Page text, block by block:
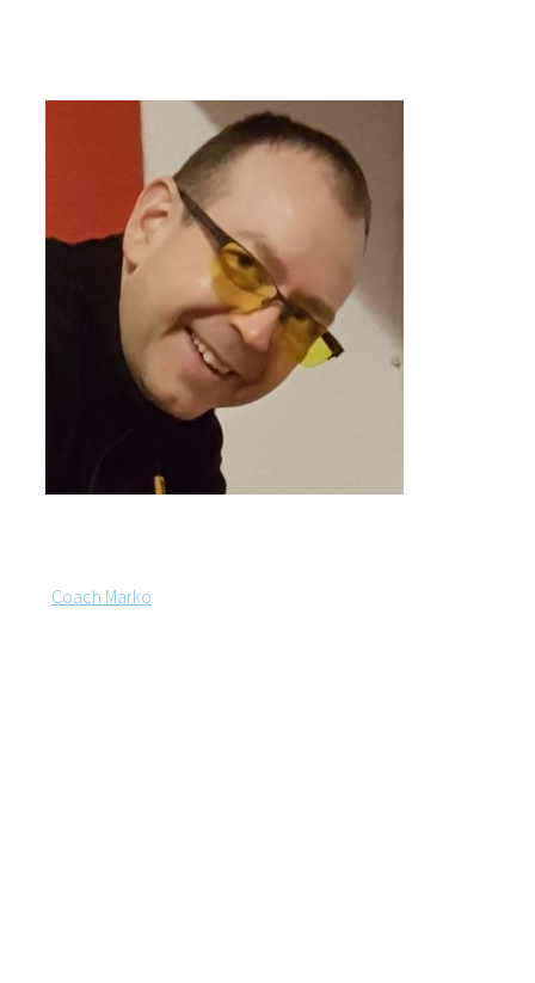
Coach Marko